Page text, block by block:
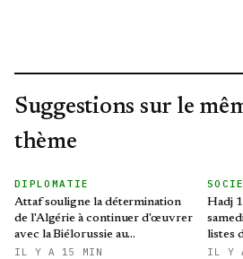
Suggestions sur le
thème
DIPLOMATIE
Attaf souligne la détermination
de l'Algérie à continuer d'œuvrer
avec la Biélorussie au
renforcement des relations
IL Y A 15 MIN
Hadj
listes
IL Y